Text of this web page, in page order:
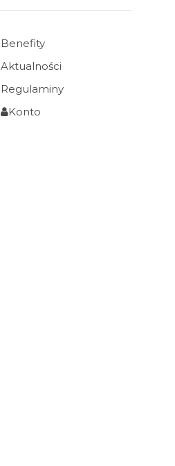
Benefity
Aktualności
Regulaminy
Konto